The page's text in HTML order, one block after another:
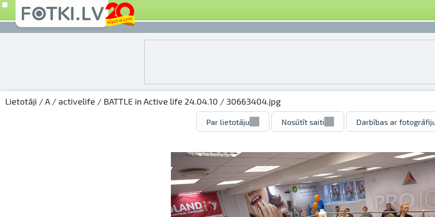
Lietotāji /A / activelife / BATTLE in Active life 24.04.10 / 30663404.jpg
Par lietotāju Nosūtīt saiti Darbības ar